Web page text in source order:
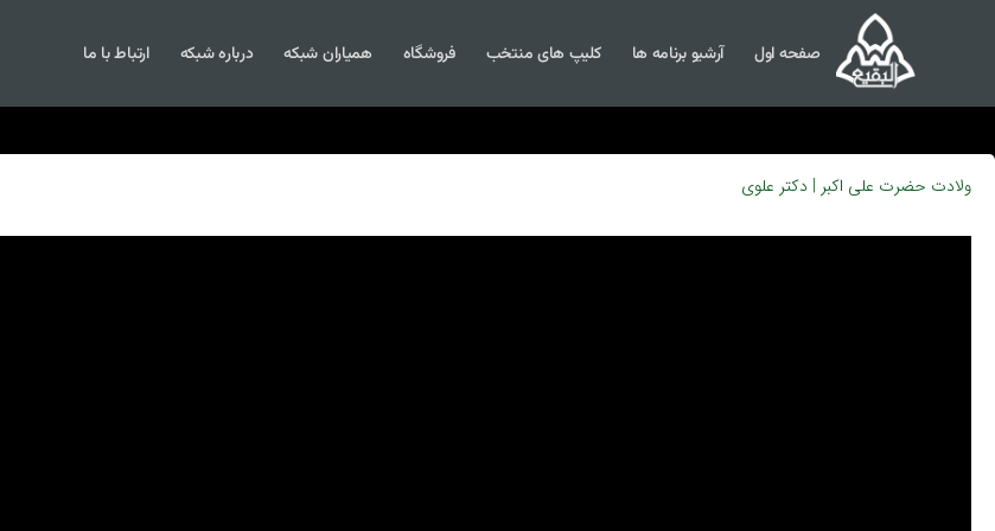
صفحه اول آرشیو برنامه ها کلیپ های منتخب فروشگاه همیاران شبکه درباره شبکه ارتباط با ما
ولادت حضرت علی اکبر | دکتر علوی